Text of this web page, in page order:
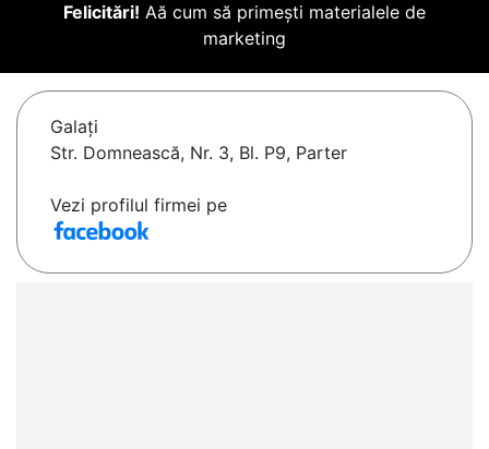
Felicitări! Aă cum să primești materialele de
marketing
Galaţi
Str. Domnească, Nr. 3, Bl. P9, Parter
Vezi profilul firmei pe